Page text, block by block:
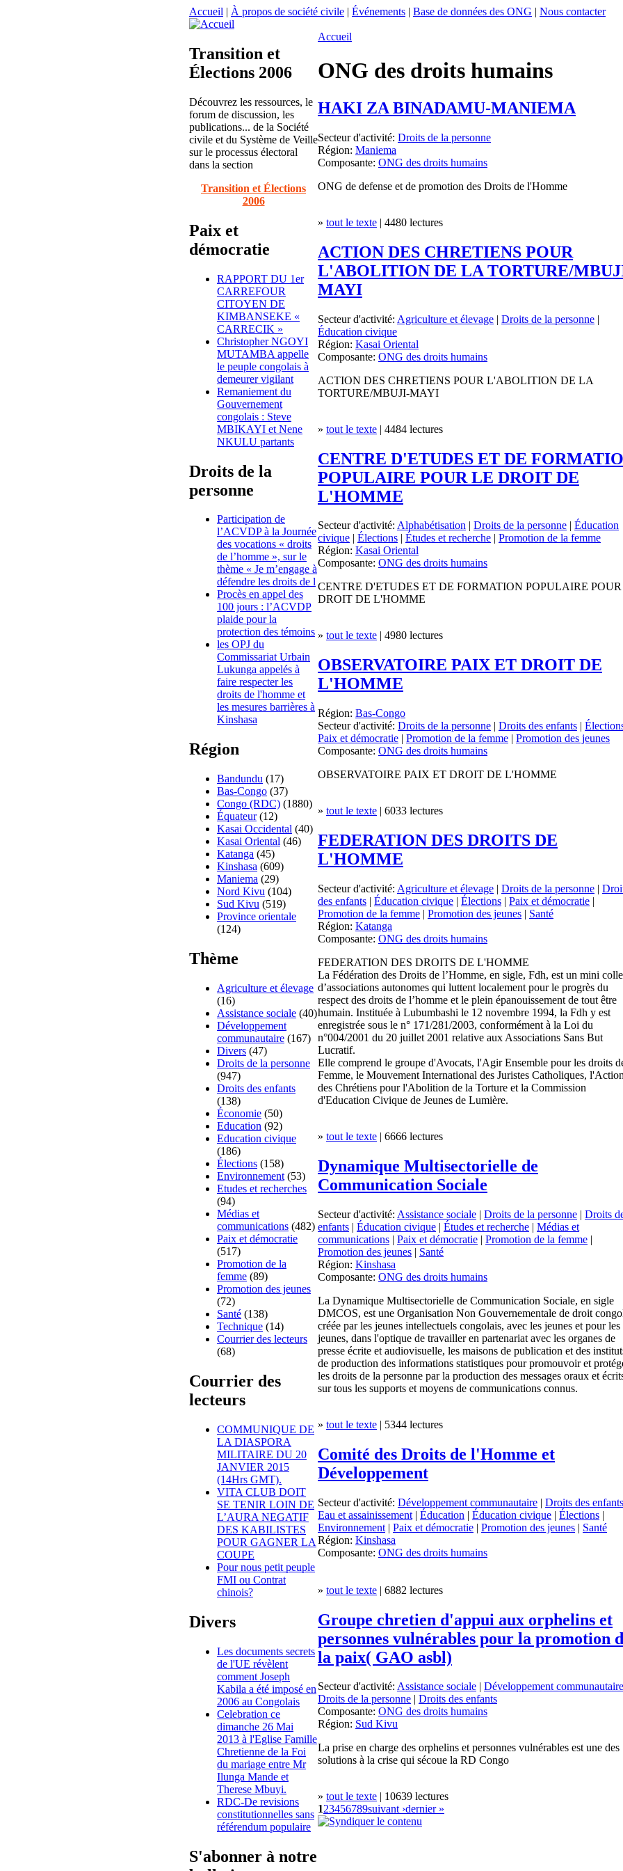
Accueil | À propos de société civile | Événements | Base de données des ONG | Nous contacter
Transition et
Élections 2006
Découvrez les ressources, le
forum de discussion, les
publications... de la Société
civile et du Système de Veille
sur le processus électoral
dans la section
Transition et Élections
2006
Paix et
démocratie
RAPPORT DU 1er
CARREFOUR
CITOYEN DE
KIMBANSEKE «
CARRECIK »
Christopher NGOYI
MUTAMBA appelle
le peuple congolais à
demeurer vigilant
Remaniement du
Gouvernement
congolais : Steve
MBIKAYI et Nene
NKULU partants
Droits de la
personne
Participation de
l’ACVDP à la Journée
des vocations « droits
de l’homme », sur le
thème « Je m’engage à
défendre les droits de l
Procès en appel des
100 jours : l’ACVDP
plaide pour la
protection des témoins
les OPJ du
Commissariat Urbain
Lukunga appelés à
faire respecter les
droits de l'homme et
les mesures barrières à
Kinshasa
Région
Bandundu (17)
Bas-Congo (37)
Congo (RDC) (1880)
Équateur(12)
Kasai Occidental (40)
Kasai Oriental (46)
Katanga (45)
Kinshasa (609)
Maniema (29)
Nord Kivu (104)
Sud Kivu (519)
Province orientale
(124)
Thème
Agriculture et élevage
(16)
Assistance sociale (40)
Développement
communautaire (167)
Divers (47)
Droits de la personne
(947)
Droits des enfants
(138)
Économie (50)
Education (92)
Education civique
(186)
Élections (158)
Environnement (53)
Etudes et recherches
(94)
Médias et
communications (482)
Paix et démocratie
(517)
Promotion de la
femme (89)
Promotion des jeunes
(72)
Santé (138)
Technique (14)
Courrier des lecteurs
(68)
Courrier des
lecteurs
COMMUNIQUE DE
LA DIASPORA
MILITAIRE DU 20
JANVIER 2015
(14Hrs GMT).
VITA CLUB DOIT
SE TENIR LOIN DE
L’AURA NEGATIF
DES KABILISTES
POUR GAGNER LA
COUPE
Pour nous petit peuple
FMI ou Contrat
chinois?
Divers
Les documents secrets
de l'UE révèlent
comment Joseph
Kabila a été imposé en
2006 au Congolais
Celebration ce
dimanche 26 Mai
2013 à l'Eglise Famille
Chretienne de la Foi
du mariage entre Mr
Ilunga Mande et
Therese Mbuyi.
RDC-De revisions
constitutionnelles sans
référendum populaire
S'abonner à notre
Accueil
ONG des droits humains
HAKI ZA BINADAMU-MANIEMA
Secteur d'activité: Droits de la personne
Région: Maniema
Composante: ONG des droits humains
ONG de defense et de promotion des Droits de l'Homme
» tout le texte | 4480 lectures
ACTION DES CHRETIENS POUR
L'ABOLITION DE LA TORTURE/
MAYI
Secteur d'activité: Agriculture et élevage | Droits de la personne |
Éducation civique
Région: Kasai Oriental
Composante: ONG des droits humains
ACTION DES CHRETIENS POUR L'ABOLITION DE LA
TORTURE/MBUJI-MAYI
» tout le texte | 4484 lectures
CENTRE D'ETUDES ET DE
POPULAIRE POUR LE DROIT DE
L'HOMME
Secteur d'activité: Alphabétisation | Droits de la personne | Éducation
civique | Élections | Études et recherche | Promotion de la femme
Région: Kasai Oriental
Composante: ONG des droits humains
CENTRE D'ETUDES ET DE FORMATION POPULAIRE
DROIT DE L'HOMME
» tout le texte | 4980 lectures
OBSERVATOIRE PAIX ET DROIT DE
L'HOMME
Région: Bas-Congo
Secteur d'activité: Droits de la personne | Droits des enfants |
Paix et démocratie | Promotion de la femme | Promotion des jeunes
Composante: ONG des droits humains
OBSERVATOIRE PAIX ET DROIT DE L'HOMME
» tout le texte | 6033 lectures
FEDERATION DES DROITS DE
L'HOMME
Secteur d'activité: Agriculture et élevage | Droits de la personne |
des enfants | Éducation civique | Élections | Paix et démocratie |
Promotion de la femme | Promotion des jeunes | Santé
Région: Katanga
Composante: ONG des droits humains
FEDERATION DES DROITS DE L'HOMME
La Fédération des Droits de l’Homme, en sigle, Fdh, est un mini
d’associations autonomes qui luttent localement pour le progrès du
respect des droits de l’homme et le plein épanouissement de tout être
humain. Instituée à Lubumbashi le 12 novembre 1994, la Fdh y est
enregistrée sous le n° 171/281/2003, conformément à la Loi du
n°004/2001 du 20 juillet 2001 relative aux Associations Sans But
Lucratif.
Elle comprend le groupe d'Avocats, l'Agir Ensemble pour les droits
Femme, le Mouvement International des Juristes Catholiques, l'Action
des Chrétiens pour l'Abolition de la Torture et la Commission
d'Education Civique de Jeunes de Lumière.
» tout le texte | 6666 lectures
Dynamique Multisectorielle de
Communication Sociale
Secteur d'activité: Assistance sociale | Droits de la personne | Droits
enfants | Éducation civique | Études et recherche | Médias et
communications | Paix et démocratie | Promotion de la femme |
Promotion des jeunes | Santé
Région: Kinshasa
Composante: ONG des droits humains
La Dynamique Multisectorielle de Communication Sociale, en sigle
DMCOS, est une Organisation Non Gouvernementale de droit
créée par les jeunes intellectuels congolais, avec les jeunes et pour les
jeunes, dans l'optique de travailler en partenariat avec les organes de
presse écrite et audiovisuelle, les maisons de publication et des
de production des informations statistiques pour promouvoir et
les droits de la personne par la production des messages oraux et
sur tous les supports et moyens de communications connus.
» tout le texte | 5344 lectures
Comité des Droits de l'Homme et
Développement
Secteur d'activité: Développement communautaire | Droits des enfants
Eau et assainissement | Éducation | Éducation civique | Élections |
Environnement | Paix et démocratie | Promotion des jeunes | Santé
Région: Kinshasa
Composante: ONG des droits humains
» tout le texte | 6882 lectures
Groupe chretien d'appui aux orphelins et
personnes vulnérables pour la promotion
la paix( GAO asbl)
Secteur d'activité: Assistance sociale Développement communautaire
Droits de la personne
Droits des enfants
Composante: ONG des droits humains
Région: Sud Kivu
La prise en charge des orphelins et personnes vulnérables est une des
solutions à la crise qui sécoue la RD Congo
» tout le texte | 10639 lectures
123456789suivant ›dernier »